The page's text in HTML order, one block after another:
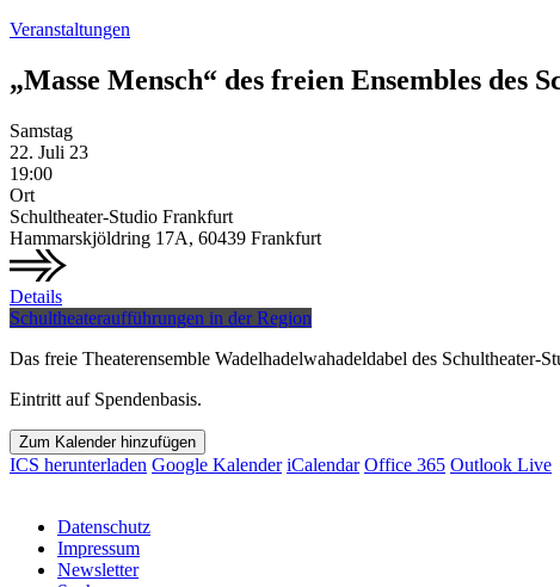
Veranstaltungen
„Masse Mensch“ des freien Ensembles des
Samstag
22. Juli 23
19:00
Ort
Schultheater-Studio Frankfurt
Hammarskjöldring 17A, 60439 Frankfurt
Details
Schultheateraufführungen in der Region
Das freie Theaterensemble Wadelhadelwahadeldabel des Schultheater-
Eintritt auf Spendenbasis.
Zum Kalender hinzufügen
ICS herunterladen Google Kalender iCalendar Office 365 Outlook Live
Datenschutz
Impressum
Newsletter